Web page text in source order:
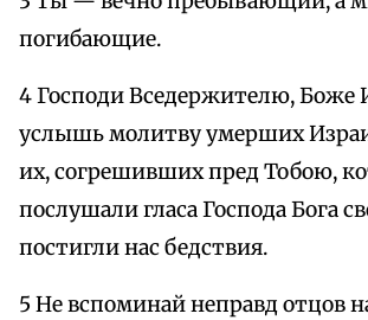
погибающие.
4 Господи Вседержителю, Боже
услышь молитву умерших
их, согрешивших пред Тобою,
послушали гласа Господа Бога
постигли нас бедствия.
5 Не вспоминай неправд отцов